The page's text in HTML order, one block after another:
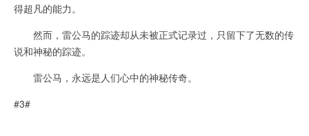
得超凡的能力。
然而，雷公马的踪迹却从未被正式记录过，只留下了无数的传
说和神秘的踪迹。
雷公马，永远是人们心中的神秘传奇。
#3#